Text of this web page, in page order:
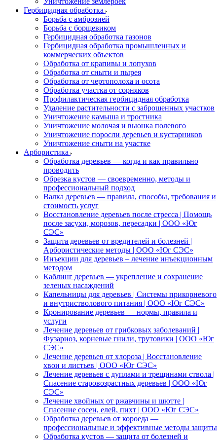
Гербицидная обработка
Борьба с амброзией
Борьба с борщевиком
Гербицидная обработка газонов
Гербицидная обработка промышленных и
коммерческих объектов
Обработка от крапивы и лопухов
Обработка от сныти и пырея
Обработка от чертополоха и осота
Обработка участка от сорняков
Профилактическая гербицидная обработка
Удаление растительности с заброшенных участков
Уничтожение камыша и тростника
Уничтожение молочая и вьюнка полевого
Уничтожение поросли деревьев и кустарников
Уничтожение сныти на участке
Арбористика
Обработка деревьев — когда и как правильно
проводить
Обрезка кустов — своевременно, методы и
профессиональный подход
Валка деревьев — правила, способы, требования и
стоимость услуг
Восстановление деревьев после стресса | Помощь
после засухи, морозов, пересадки | ООО «Юг
СЭС»
Защита деревьев от вредителей и болезней |
Арбористические методы | ООО «Юг СЭС»
Инъекции для деревьев – лечение инъекционным
методом
Каблинг деревьев — укрепление и сохранение
зеленых насаждений
Капельницы для деревьев | Системы прикорневого
и внутристволового питания | ООО «Юг СЭС»
Кронирование деревьев — нормы, правила и
услуги
Лечение деревьев от грибковых заболеваний |
Фузариоз, корневые гнили, трутовики | ООО «Юг
СЭС»
Лечение деревьев от хлороза | Восстановление
хвои и листьев | ООО «Юг СЭС»
Лечение деревьев с дуплами и трещинами ствола |
Спасение старовозрастных деревьев | ООО «Юг
СЭС»
Лечение хвойных от ржавчины и шютте |
Спасение сосен, елей, пихт | ООО «Юг СЭС»
Обработка деревьев от короеда —
профессиональные и эффективные методы защиты
Обработка кустов — защита от болезней и